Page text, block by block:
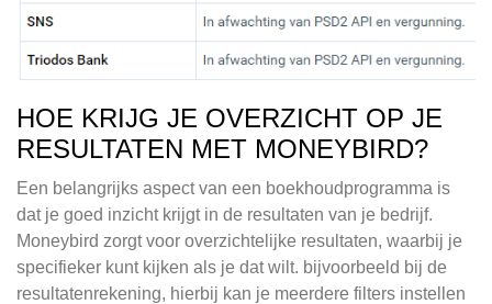
HOE KRIJG JE OVERZICHT OP JE
RESULTATEN MET MONEYBIRD?
Een belangrijks aspect van een boekhoudprogramma is
dat je goed inzicht krijgt in de resultaten van je bedrijf.
Moneybird zorgt voor overzichtelijke resultaten, waarbij je
specifieker kunt kijken als je dat wilt. bijvoorbeeld bij de
resultatenrekening, hierbij kan je meerdere filters instellen